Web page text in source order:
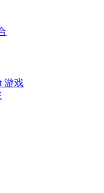
游戏